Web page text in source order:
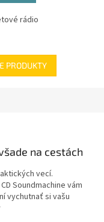
rádio
PRODUKTY
na cestách
vecí.
Soundmachine vám
vychutnať si vašu